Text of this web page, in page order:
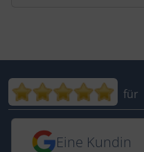
Bewertungen für
5 von 5Eine Kundin